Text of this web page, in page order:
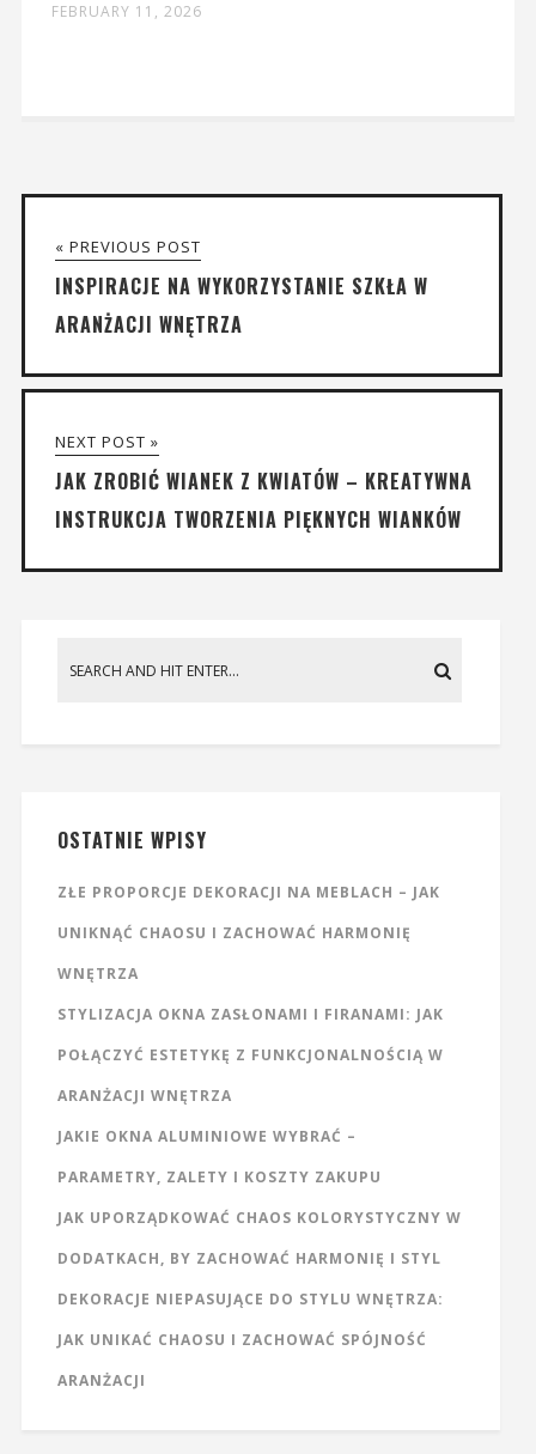
FEBRUARY 11, 2026
« PREVIOUS POST
INSPIRACJE NA WYKORZYSTANIE SZKŁA W
ARANŻACJI WNĘTRZA
NEXT POST »
JAK ZROBIĆ WIANEK Z KWIATÓW – KREATYWNA
INSTRUKCJA TWORZENIA PIĘKNYCH WIANKÓW
OSTATNIE WPISY
ZŁE PROPORCJE DEKORACJI NA MEBLACH – JAK
UNIKNĄĆ CHAOSU I ZACHOWAĆ HARMONIĘ
WNĘTRZA
STYLIZACJA OKNA ZASŁONAMI I FIRANAMI: JAK
POŁĄCZYĆ ESTETYKĘ Z FUNKCJONALNOŚCIĄ W
ARANŻACJI WNĘTRZA
JAKIE OKNA ALUMINIOWE WYBRAĆ –
PARAMETRY, ZALETY I KOSZTY ZAKUPU
JAK UPORZĄDKOWAĆ CHAOS KOLORYSTYCZNY W
DODATKACH, BY ZACHOWAĆ HARMONIĘ I STYL
DEKORACJE NIEPASUJĄCE DO STYLU WNĘTRZA:
JAK UNIKAĆ CHAOSU I ZACHOWAĆ SPÓJNOŚĆ
ARANŻACJI